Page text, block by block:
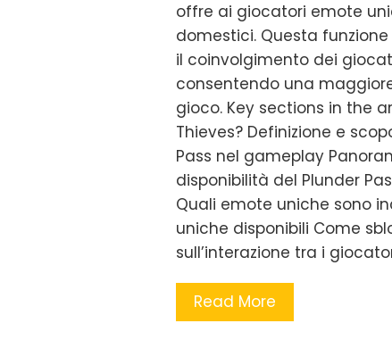
offre ai giocatori emote
domestici. Questa
il coinvolgimento dei
consentendo una
gioco. Key sections in the
Thieves? Definizione e
Pass nel gameplay
disponibilità del Plunder
Quali emote uniche sono
uniche disponibili Come
sull’interazione tra i
Read More